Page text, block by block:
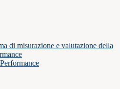
di misurazione e valutazione della